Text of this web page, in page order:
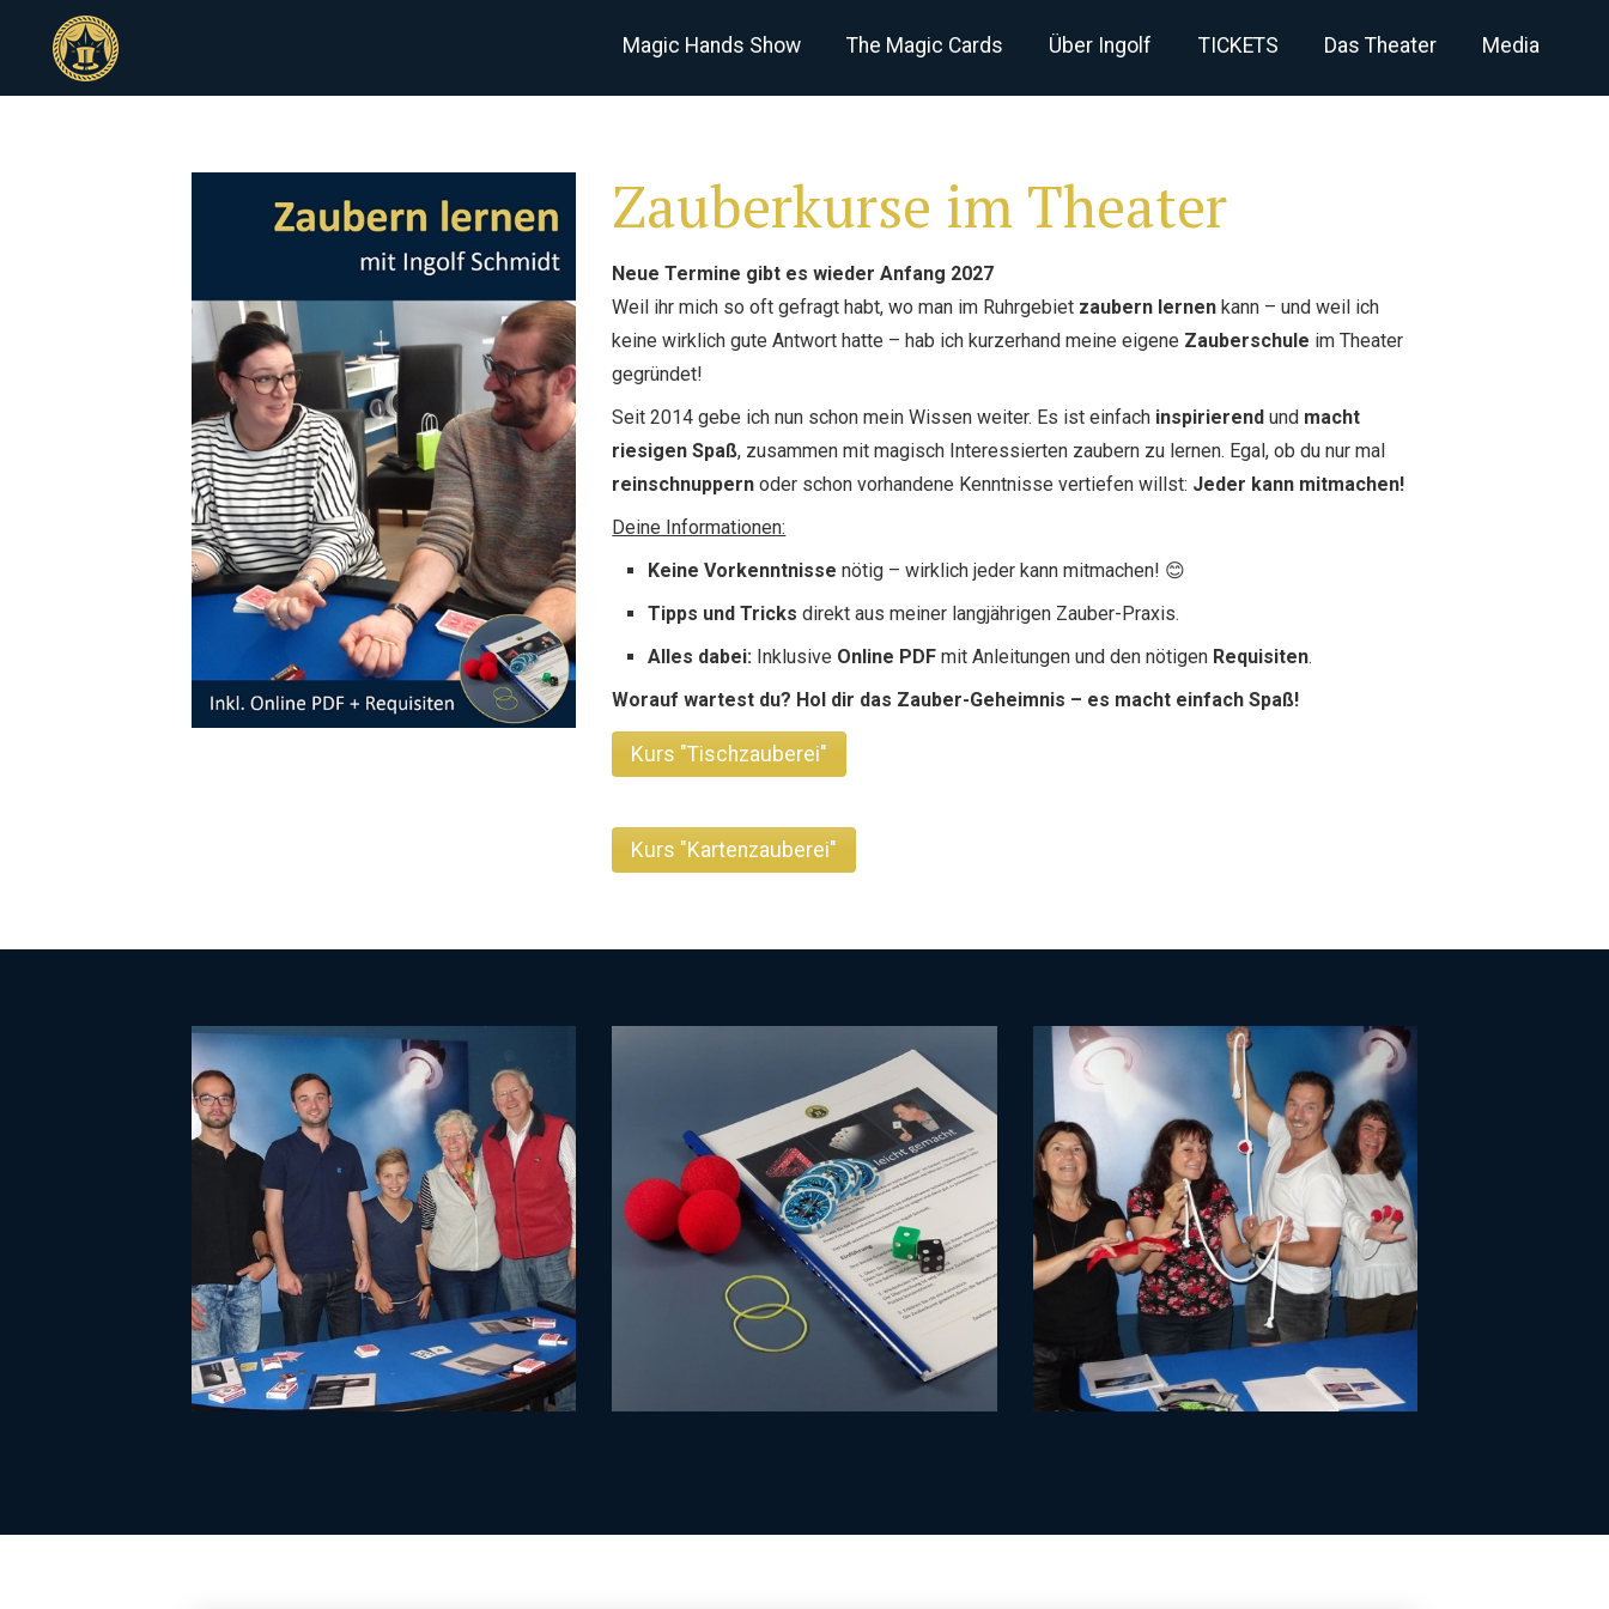
Magic Hands Show The Magic Cards Über Ingolf TICKETS Das Theater Media
Zauberkurse im Theater
Neue Termine gibt es wieder Anfang 2027
Weil ihr mich so oft gefragt habt, wo man im Ruhrgebiet zaubern lernen kann – und weil ich
keine wirklich gute Antwort hatte – hab ich kurzerhand meine eigene Zauberschule im Theater
gegründet!
Seit 2014 gebe ich nun schon mein Wissen weiter. Es ist einfach inspirierend und macht
riesigen Spaß, zusammen mit magisch Interessierten zaubern zu lernen. Egal, ob du nur mal
reinschnuppern oder schon vorhandene Kenntnisse vertiefen willst: Jeder kann mitmachen!
Deine Informationen:
Keine Vorkenntnisse nötig – wirklich jeder kann mitmachen! 😊
Tipps und Tricks direkt aus meiner langjährigen Zauber-Praxis.
Alles dabei: Inklusive Online PDF mit Anleitungen und den nötigen Requisiten.
Worauf wartest du? Hol dir das Zauber-Geheimnis – es macht einfach Spaß!
Kurs "Tischzauberei"
Kurs "Kartenzauberei"